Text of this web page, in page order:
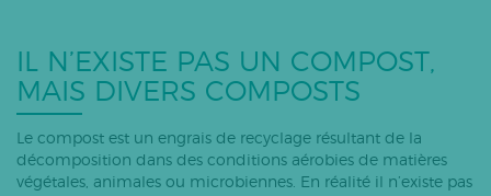
IL N’EXISTE PAS UN COMPOST,
MAIS DIVERS COMPOSTS
Le compost est un engrais de recyclage résultant de la
décomposition dans des conditions aérobies de matières
végétales, animales ou microbiennes. En réalité il n’existe pas